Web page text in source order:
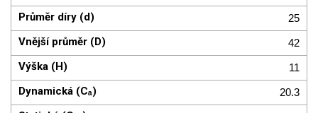
25
42
11
20.3